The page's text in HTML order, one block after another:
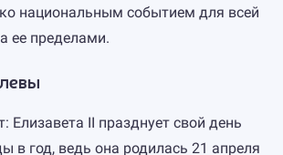
национальным событием для всей
ее пределами.
Елизавета II празднует свой день
в год, ведь она родилась 21 апреля